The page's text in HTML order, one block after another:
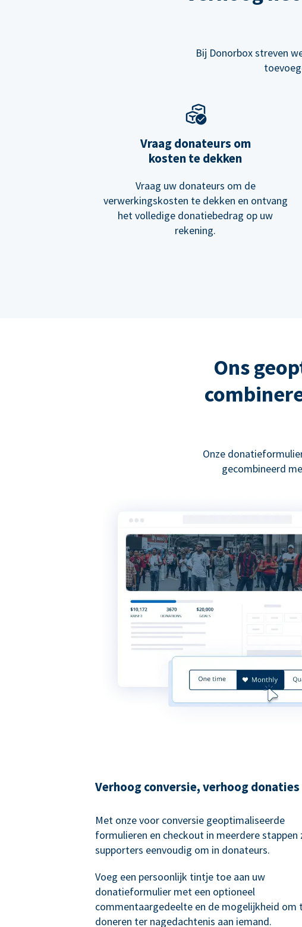
Bij Donorbox streven
Vraag donateurs om
kosten te dekken
Vraag uw donateurs om de
verwerkingskosten te dekken en ontvang
het volledige donatiebedrag op uw
rekening.
Ons
Onze
gecombineerd
Verhoog conversie, verhoog donaties
Met onze voor conversie geoptimaliseerde
formulieren en checkout in meerdere stappen
supporters eenvoudig om in donateurs.
Voeg een persoonlijk tintje toe aan uw
donatieformulier met een optioneel
commentaargedeelte en de mogelijkheid om
doneren ter nagedachtenis aan iemand.